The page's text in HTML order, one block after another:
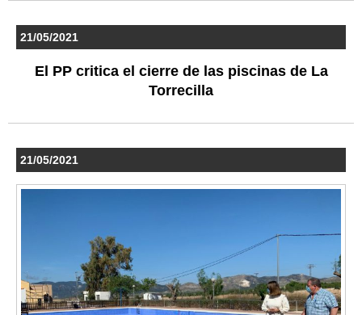
21/05/2021
El PP critica el cierre de las piscinas de La
Torrecilla
21/05/2021